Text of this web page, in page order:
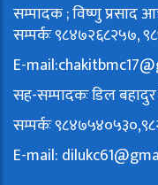
सम्पादक ; विष्णु प्रसाद
सम्पर्कः ९८४७२६८२५७,
E-mail:
सह-सम्पादकः डिल
सम्पर्कः
E-mail: